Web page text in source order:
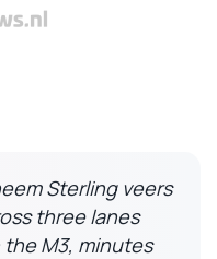
Sterling veers
three lanes
M3, minutes